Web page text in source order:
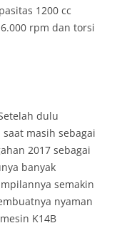
1200 cc
rpm dan torsi
dulu
masih sebagai
2017 sebagai
banyak
semakin
nyaman
K14B